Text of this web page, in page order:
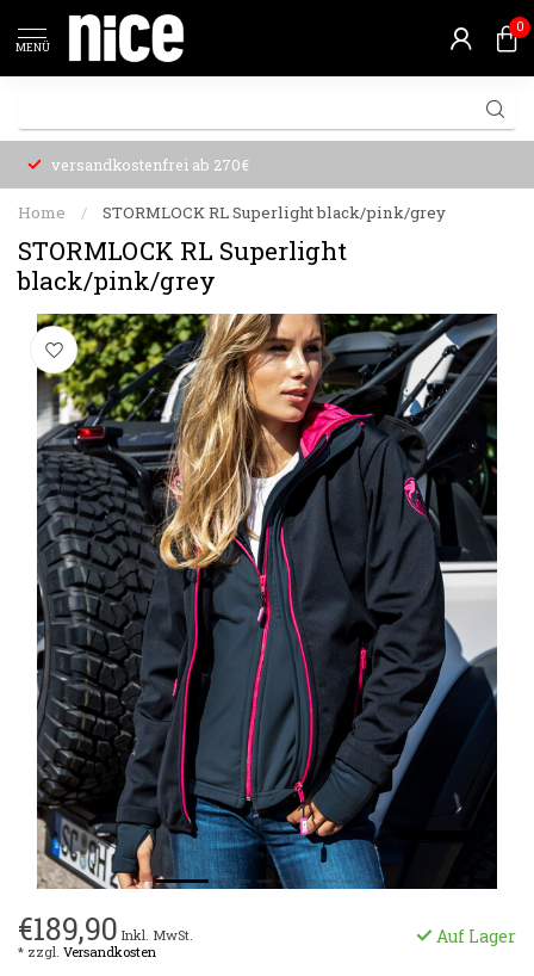
MENÜ
0
versandkostenfrei ab 270€
Home / STORMLOCK RL Superlight black/pink/grey
STORMLOCK RL Superlight
black/pink/grey
€189,90 Inkl. MwSt.
* zzgl. Versandkosten
Auf Lager